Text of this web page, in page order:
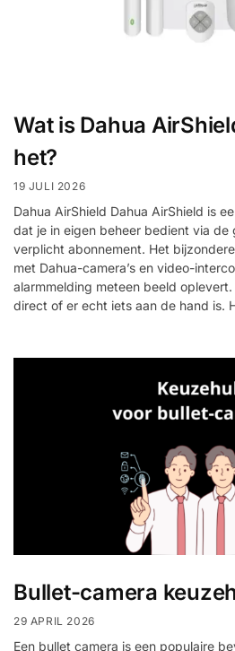
Wat is Dahua
het?
19 JULI 2026
Dahua AirShield Dahua AirShield is
dat je in eigen beheer bedient via
verplicht abonnement. Het
met Dahua-camera’s en video-
alarmmelding meteen beeld
direct of er echt iets aan de hand is.
Bullet-camera
29 APRIL 2026
Een bullet camera is een populaire